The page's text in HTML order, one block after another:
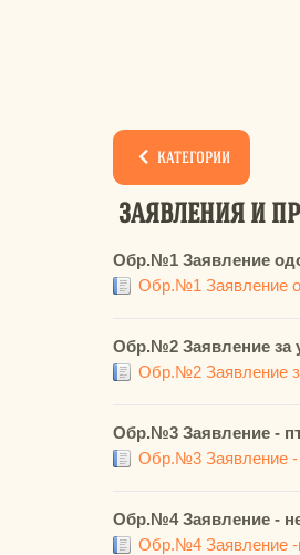
КАТЕГОРИИ
ЗАЯВЛЕНИЯ И
Обр.№1 Заявление
Обр.№1 Заявление
Обр.№2 Заявление за
Обр.№2 Заявление
Обр.№3 Заявление -
Обр.№3 Заявление
Обр.№4 Заявление -
Обр.№4 Заявление -